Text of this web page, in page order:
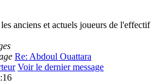
anciens et actuels joueurs de l'effectif
Re: Abdoul Ouattara
Voir le dernier message